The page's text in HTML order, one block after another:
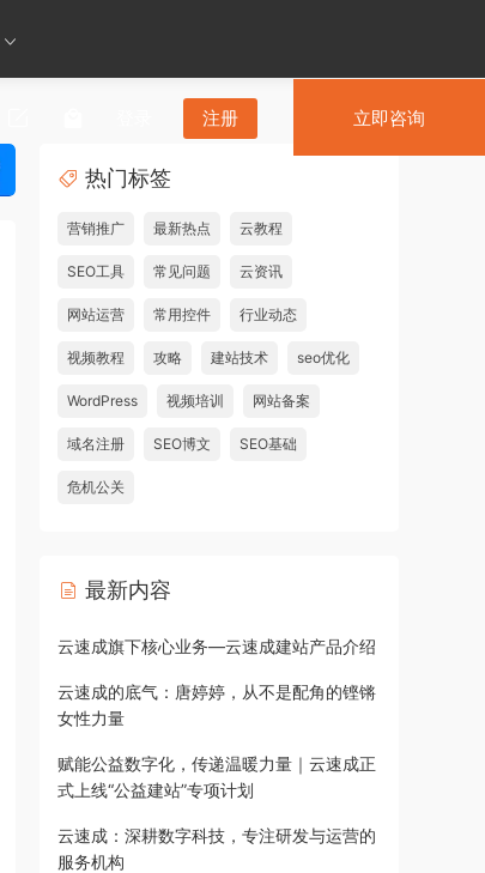
注册 立即咨询
热门标签
营销推广 最新热点 云教程
SEO工具 常见问题 云资讯
网站运营 常用控件 行业动态
视频教程 攻略 建站技术 seo优化
WordPress 视频培训 网站备案
域名注册 SEO博文 SEO基础
危机公关
最新内容
云速成旗下核心业务—云速成建站产品介绍
云速成的底气：唐婷婷，从不是配角的铿锵
女性力量
赋能公益数字化，传递温暖力量｜云速成正
式上线“公益建站”专项计划
云速成：深耕数字科技，专注研发与运营的
服务机构